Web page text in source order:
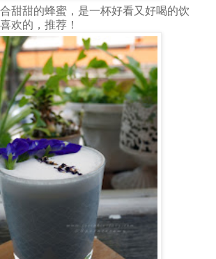
甜甜的蜂蜜，是一杯好看又好喝的饮
欢的，推荐！